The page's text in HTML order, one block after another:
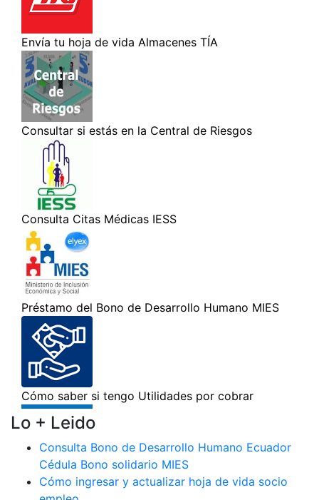
Lo + Leido
Consulta Bono de Desarrollo Humano Ecuador
Cédula Bono solidario MIES
Cómo ingresar y actualizar hoja de vida socio